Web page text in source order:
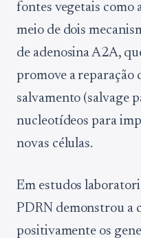
fontes vegetais como
meio de dois
de adenosina A2A,
promove a reparação
salvamento (salvage
nucleotídeos para
novas células.
Em estudos
PDRN demonstrou a
positivamente os